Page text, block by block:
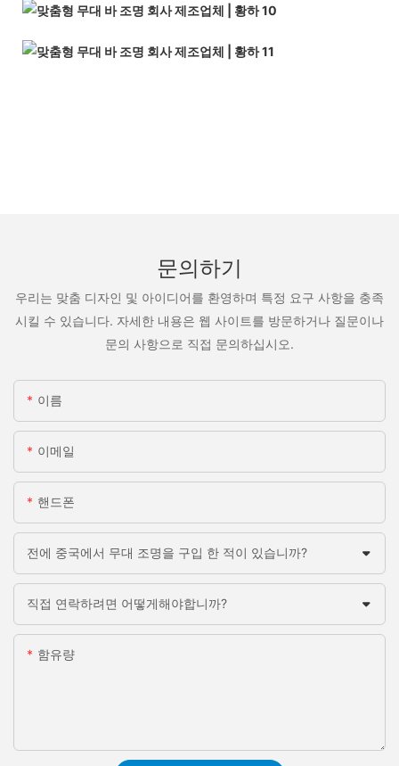
문의하기
우리는 맞춤 디자인 및 아이디어를 환영하며 특정 요구 사항을 충족
시킬 수 있습니다. 자세한 내용은 웹 사이트를 방문하거나 질문이나
문의 사항으로 직접 문의하십시오.
이름
이메일
핸드폰
전에 중국에서 무대 조명을 구입 한 적이 있습니까?
직접 연락하려면 어떻게해야합니까?
함유량